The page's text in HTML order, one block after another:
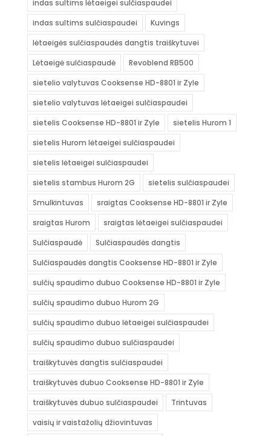
indas sultims lėtaeigei sulčiaspaudei
indas sultims sulčiaspaudei
Kuvings
lėtaeigės sulčiaspaudės dangtis traiškytuvei
Lėtaeigė sulčiaspaudė
Revoblend RB500
sietelio valytuvas Cooksense HD-8801 ir Zyle
sietelio valytuvas lėtaeigei sulčiaspaudei
sietelis Cooksense HD-8801 ir Zyle
sietelis Hurom 1
sietelis Hurom lėtaeigei sulčiaspaudei
sietelis lėtaeigei sulčiaspaudei
sietelis stambus Hurom 2G
sietelis sulčiaspaudei
Smulkintuvas
sraigtas Cooksense HD-8801 ir Zyle
sraigtas Hurom
sraigtas lėtaeigei sulčiaspaudei
Sulčiaspaudė
Sulčiaspaudės dangtis
Sulčiaspaudės dangtis Cooksense HD-8801 ir Zyle
sulčių spaudimo dubuo Cooksense HD-8801 ir Zyle
sulčių spaudimo dubuo Hurom 2G
sulčių spaudimo dubuo lėtaeigei sulčiaspaudei
sulčių spaudimo dubuo sulčiaspaudei
traiškytuvės dangtis sulčiaspaudei
traiškytuvės dubuo Cooksense HD-8801 ir Zyle
traiškytuvės dubuo sulčiaspaudei
Trintuvas
vaisių ir vaistažolių džiovintuvas